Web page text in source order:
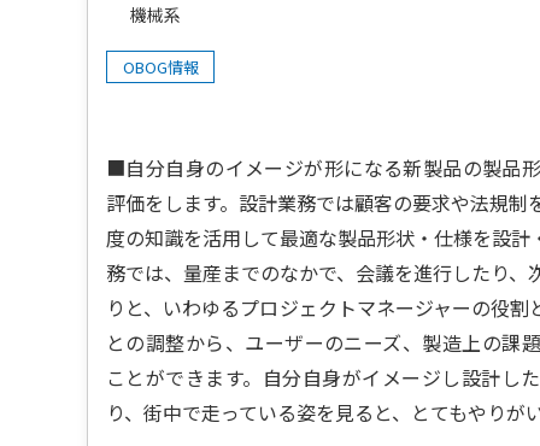
機械系
OBOG情報
■自分自身のイメージが形になる新製品の製品
評価をします。設計業務では顧客の要求や法規
度の知識を活用して最適な製品形状・仕様を設
務では、量産までのなかで、会議を進行したり
りと、いわゆるプロジェクトマネージャーの役
との調整から、ユーザーのニーズ、製造上の課
ことができます。自分自身がイメージし設計し
り、街中で走っている姿を見ると、とてもやりが